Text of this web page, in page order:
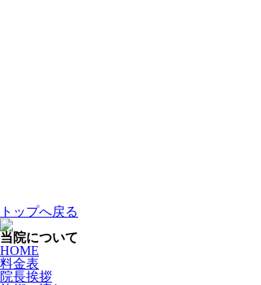
トップへ戻る
当院について
HOME
料金表
院長挨拶